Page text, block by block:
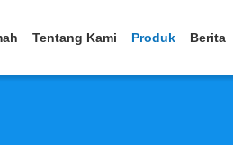
Tentang Kami Produk Berita